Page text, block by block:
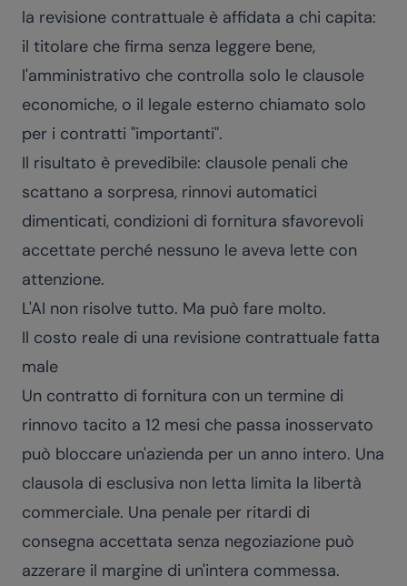
la revisione contrattuale è affidata a chi capita:
il titolare che firma senza leggere bene,
l'amministrativo che controlla solo le clausole
economiche, o il legale esterno chiamato solo
per i contratti "importanti".
Il risultato è prevedibile: clausole penali che
scattano a sorpresa, rinnovi automatici
dimenticati, condizioni di fornitura sfavorevoli
accettate perché nessuno le aveva lette con
attenzione.
L'AI non risolve tutto. Ma può fare molto.
Il costo reale di una revisione contrattuale fatta
male
Un contratto di fornitura con un termine di
rinnovo tacito a 12 mesi che passa inosservato
può bloccare un'azienda per un anno intero. Una
clausola di esclusiva non letta limita la libertà
commerciale. Una penale per ritardi di
consegna accettata senza negoziazione può
azzerare il margine di un'intera commessa.